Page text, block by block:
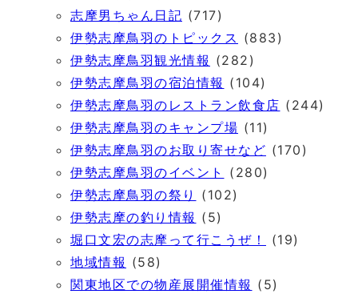
志摩男ちゃん日記 (717)
伊勢志摩鳥羽のトピックス (883)
伊勢志摩鳥羽観光情報 (282)
伊勢志摩鳥羽の宿泊情報 (104)
伊勢志摩鳥羽のレストラン飲食店 (244)
伊勢志摩鳥羽のキャンプ場 (11)
伊勢志摩鳥羽のお取り寄せなど (170)
伊勢志摩鳥羽のイベント
(280)
伊勢志摩鳥羽の祭り
(102)
伊勢志摩の釣り情報 (5)
堀口文宏の志摩って行こうぜ！
(19)
地域情報 (58)
関東地区での物産展開催情報 (5)